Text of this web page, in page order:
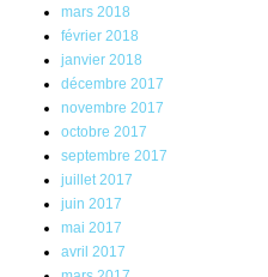
mars 2018
février 2018
janvier 2018
décembre 2017
novembre 2017
octobre 2017
septembre 2017
juillet 2017
juin 2017
mai 2017
avril 2017